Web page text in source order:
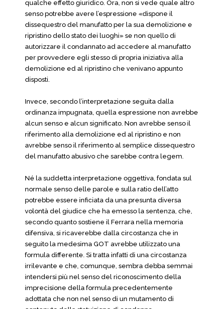
qualche effetto giuridico. Ora, non si vede quale altro
senso potrebbe avere l’espressione «dispone il
dissequestro del manufatto per la sua demolizione e
ripristino dello stato dei luoghi» se non quello di
autorizzare il condannato ad accedere al manufatto
per provvedere egli stesso di propria iniziativa alla
demolizione ed al ripristino che venivano appunto
disposti.
Invece, secondo l’interpretazione seguita dalla
ordinanza impugnata, quella espressione non avrebbe
alcun senso e alcun significato. Non avrebbe senso il
riferimento alla demolizione ed al ripristino e non
avrebbe senso il riferimento al semplice dissequestro
del manufatto abusivo che sarebbe contra legem.
Né la suddetta interpretazione oggettiva, fondata sul
normale senso delle parole e sulla ratio dell’atto
potrebbe essere inficiata da una presunta diversa
volontà del giudice che ha emesso la sentenza, che,
secondo quanto sostiene il Ferrara nella memoria
difensiva, si ricaverebbe dalla circostanza che in
seguito la medesima GOT avrebbe utilizzato una
formula differente. Si tratta infatti di una circostanza
irrilevante e che, comunque, sembra debba semmai
intendersi più nel senso del riconoscimento della
imprecisione della formula precedentemente
adottata che non nel senso di un mutamento di